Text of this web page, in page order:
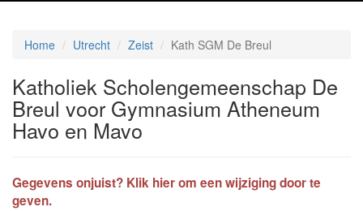
Home Utrecht Zeist Kath SGM De Breul
Katholiek Scholengemeenschap De
Breul voor Gymnasium Atheneum
Havo en Mavo
Gegevens onjuist? Klik hier om een wijziging door te
geven.